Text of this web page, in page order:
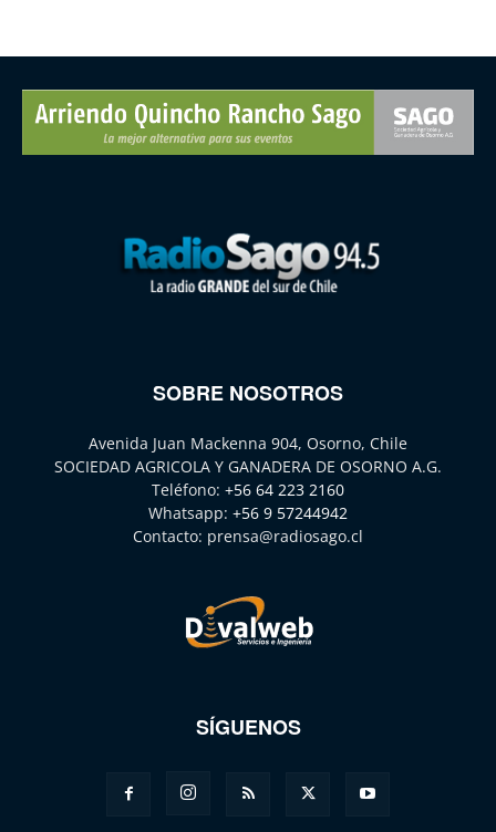
SOBRE NOSOTROS
Avenida Juan Mackenna 904, Osorno, Chile
SOCIEDAD AGRICOLA Y GANADERA DE OSORNO A.G.
Teléfono: +56 64 223 2160
Whatsapp: +56 9 57244942
Contacto: prensa@radiosago.cl
SÍGUENOS